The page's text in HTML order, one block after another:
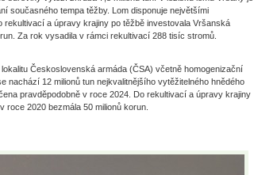
současného tempa těžby. Lom disponuje největšími
rekultivací a úpravy krajiny po těžbě investovala Vršanská
Za rok vysadila v rámci rekultivací 288 tisíc stromů.
Československá armáda (ČSA) včetně homogenizační
nachází 12 milionů tun nejkvalitnějšího vytěžitelného hnědého
pravděpodobně v roce 2024. Do rekultivací a úpravy krajiny
2020 bezmála 50 milionů korun.